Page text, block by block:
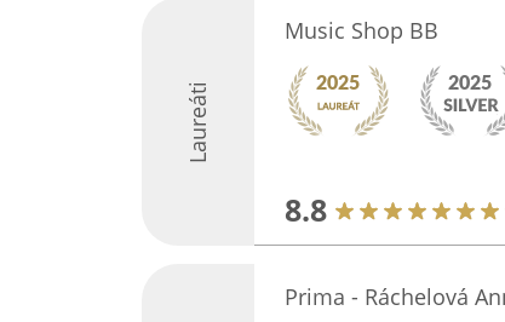
Laureáti
Music Shop BB
8.8
Prima - Ráchelová